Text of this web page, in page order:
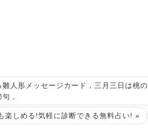
人形メッセージカード，三月三日は桃の
句，
楽しめる!気軽に診断できる無料占い! »